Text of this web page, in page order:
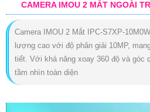
CAMERA IMOU 2 MẮT NGOÀI
Camera IMOU 2 Mắt IPC-S7XP-
lượng cao với độ phân giải 10MP,
tiết. Với khả năng xoay 360 độ và góc
tầm nhìn toàn diện